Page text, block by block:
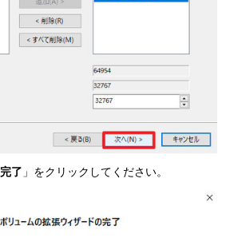
完了 」をクリックしてください。